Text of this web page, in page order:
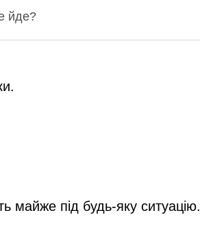
йде?
майже під будь-яку ситуацію.